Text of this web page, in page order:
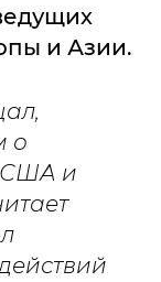
и Азии.
о
США и